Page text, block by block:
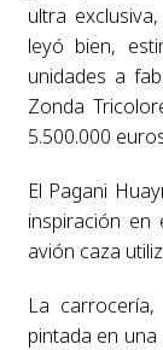
ultra
leyó bien,
unidades a
Zonda
5.500.000
El Pagani
inspiración en
avión caza
La
pintada en